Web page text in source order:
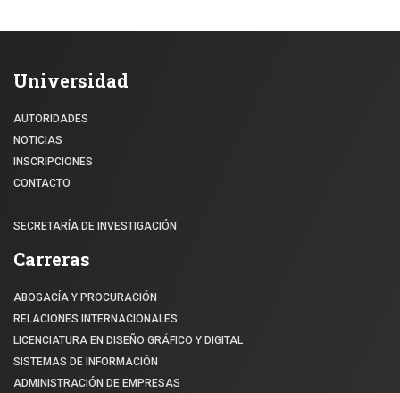
Universidad
AUTORIDADES
NOTICIAS
INSCRIPCIONES
CONTACTO
SECRETARÍA DE INVESTIGACIÓN
Carreras
ABOGACÍA Y PROCURACIÓN
RELACIONES INTERNACIONALES
LICENCIATURA EN DISEÑO GRÁFICO Y DIGITAL
SISTEMAS DE INFORMACIÓN
ADMINISTRACIÓN DE EMPRESAS